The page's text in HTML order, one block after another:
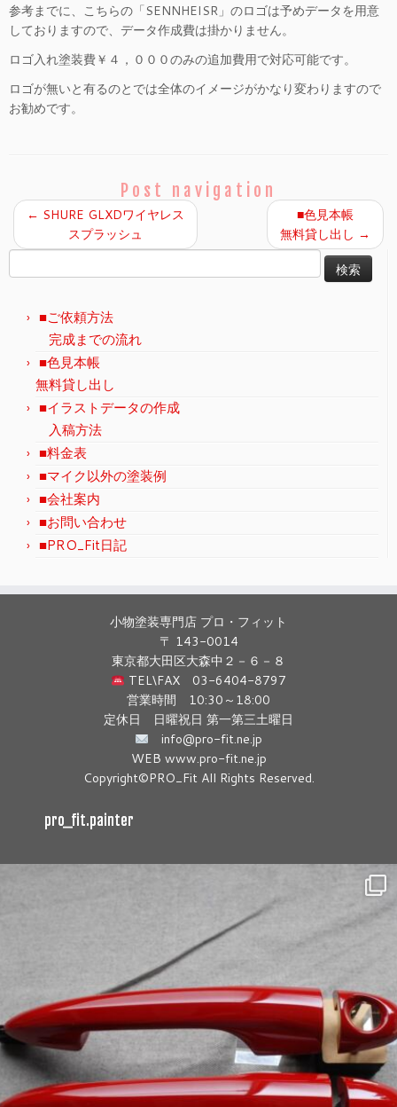
参考までに、こちらの「SENNHEISR」のロゴは予めデータを用意
しておりますので、データ作成費は掛かりません。
ロゴ入れ塗装費￥４，０００のみの追加費用で対応可能です。
ロゴが無いと有るのとでは全体のイメージがかなり変わりますので
お勧めです。
Post navigation
← SHURE GLXDワイヤレス
スプラッシュ
■色見本帳
無料貸し出し →
索:
■ご依頼方法
完成までの流れ
■色見本帳
無料貸し出し
■イラストデータの作成
入稿方法
■料金表
■マイク以外の塗装例
■会社案内
■お問い合わせ
■PRO_Fit日記
小物塗装専門店 プロ・フィット
〒 143-0014
東京都大田区大森中２－６－８
TEL\FAX 03-6404-8797
営業時間 10:30～18:00
定休日 日曜祝日 第一第三土曜日
info@pro-fit.ne.jp
WEB www.pro-fit.ne.jp
Copyright©PRO_Fit All Rights Reserved.
pro_fit.painter